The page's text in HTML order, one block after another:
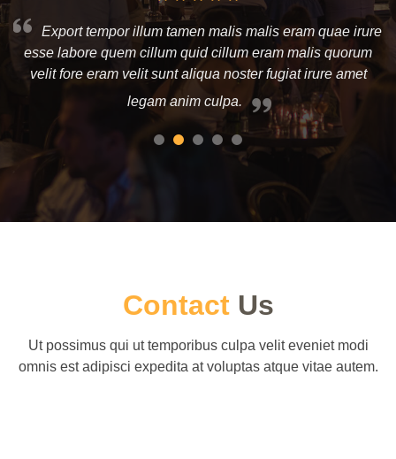
Enim nisi quem export duis labore cillum quae magna
enim sint quorum nulla quem veniam duis minim tempor
labore quem eram duis noster aute amet eram fore quis
sint minim.
ContactUs
Ut possimus qui ut temporibus culpa velit eveniet modi
omnis est adipisci expedita at voluptas atque vitae autem.